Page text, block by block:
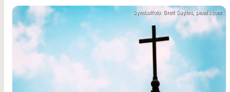
Symbolfoto: Brett Sayles, pexels.com